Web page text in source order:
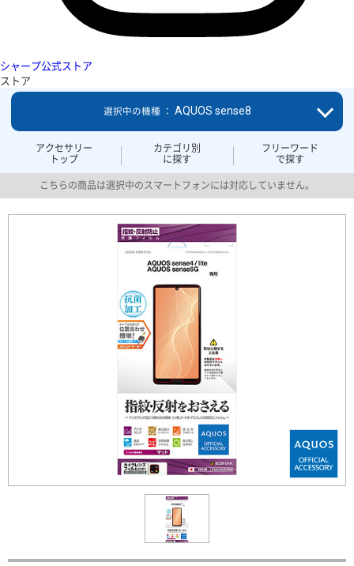
シャープ公式ストア
ストア
アクセサリー
トップ
カテゴリ別
に探す
フリーワード
で探す
選択中の機種 ： AQUOS sense8
こちらの商品は選択中のスマートフォンには対応していません。